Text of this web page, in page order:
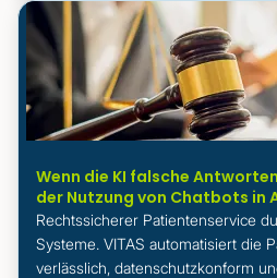
Wenn die KI falsche
der Nutzung von Chatbots in
Rechtssicherer Patientenservice
Systeme. VITAS automatisiert die
verlässlich, datenschutzkonform